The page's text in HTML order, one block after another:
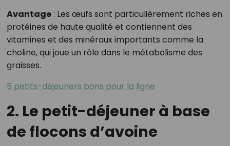
Avantage: Les œufs sont particulièrement riches en
protéines de haute qualité et contiennent des
vitamines et des minéraux importants comme la
choline, qui joue un rôle dans le métabolisme des
graisses.
5 petits-déjeuners bons pour la ligne
2. Le petit-déjeuner à base
de flocons d’avoine